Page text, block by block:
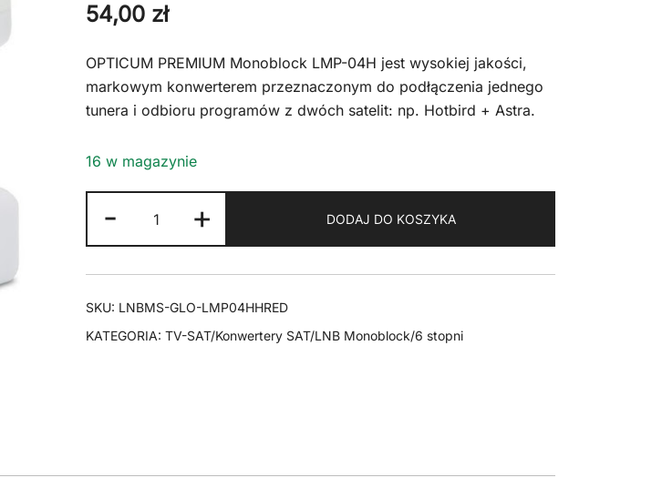
54,00 zł
OPTICUM PREMIUM Monoblock LMP-04H jest wysokiej jakości,
markowym konwerterem przeznaczonym do podłączenia jednego
tunera i odbioru programów z dwóch satelit: np. Hotbird + Astra.
16 w magazynie
-
LNB
Monoblock
Single
Opticum
LMP-
+ DODAJ DO KOSZYKA
SKU: LNBMS-GLO-LMP04HHRED
KATEGORIA: TV-SAT/Konwertery SAT/LNB Monoblock/6 stopni